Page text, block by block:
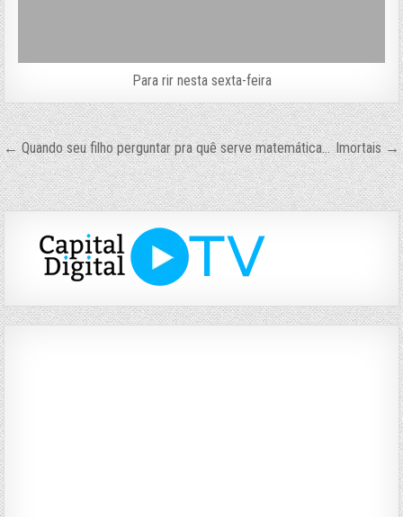
Para rir nesta sexta-feira
Navegação
de
Post
← Quando seu filho perguntar pra quê serve matemática… Imortais →